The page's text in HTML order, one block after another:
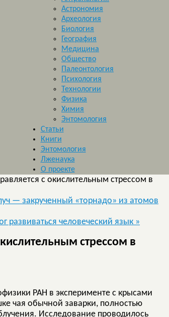
Астрономия
Археология
Биология
География
Медицина
Общество
Палеонтология
Психология
Технологии
Физика
Химия
Энтомология
Статьи
Книги
Энтомология
Лженаука
О проекте
с окислительным стрессом в
— закрученный «торнадо» из атомов
развиваться человеческий язык »
стрессом в
РАН в эксперименте с крысами
чая обычной заварки, полностью
Исследование проводилось